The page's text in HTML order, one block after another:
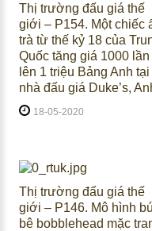
Thị trường đấu giá thế
giới – P154. Một chiếc
trà từ thế kỷ 18 của
Quốc tăng giá 1000 lần
lên 1 triệu Bảng Anh tại
nhà đấu giá Duke’s,
18-05-2020
Thị trường đấu giá thế
giới – P146. Mô hình
bê bobblehead mặc